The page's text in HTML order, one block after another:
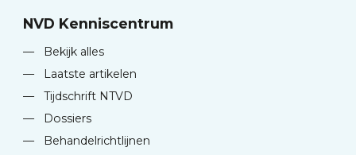
NVD Kenniscentrum
—
Bekijk alles
—
Laatste artikelen
—
Tijdschrift NTVD
—
Dossiers
—
Behandelrichtlijnen